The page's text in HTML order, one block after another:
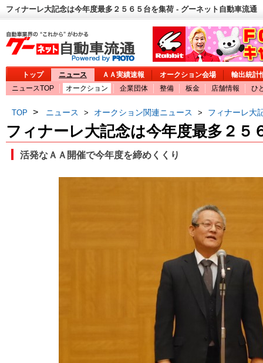
フィナーレ大記念は今年度最多２５６５台を集荷 - グーネット自動車流通
トップ ニュース ＡＡ実績速報 オークション会場
輸出統計
ニュースTOP
オークション 企業団体 整備 板金 店舗情報 ひ
TOP > ニュース > オークション関連ニュース > フィナーレ大
フィナーレ大記念は今年度最多２５
活発なＡＡ開催で今年度を締めくくり